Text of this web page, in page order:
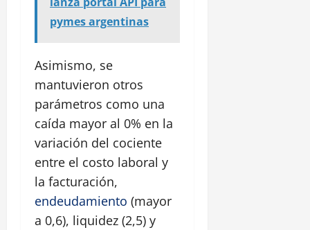
pymes argentinas
Asimismo, se
mantuvieron otros
parámetros como una
caída mayor al 0% en la
variación del cociente
entre el costo laboral y
la facturación,
endeudamiento (mayor
a 0,6), liquidez (2,5) y